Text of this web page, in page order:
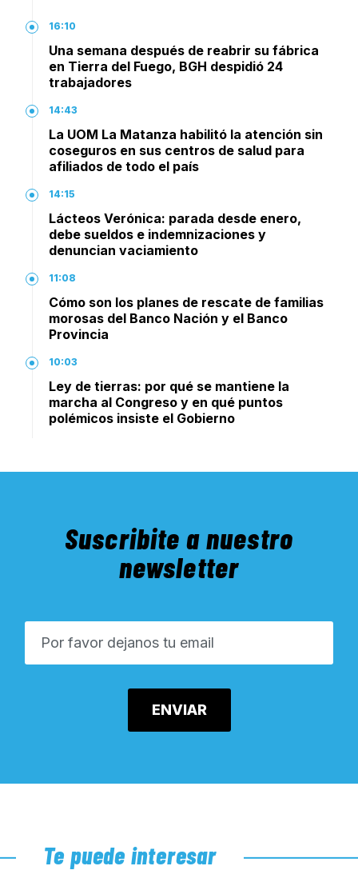
16:10
Una semana después de reabrir su fábrica
en Tierra del Fuego, BGH despidió 24
trabajadores
14:43
La UOM La Matanza habilitó la atención sin
coseguros en sus centros de salud para
afiliados de todo el país
14:15
Lácteos Verónica: parada desde enero,
debe sueldos e indemnizaciones y
denuncian vaciamiento
11:08
Cómo son los planes de rescate de familias
morosas del Banco Nación y el Banco
Provincia
10:03
Ley de tierras: por qué se mantiene la
marcha al Congreso y en qué puntos
polémicos insiste el Gobierno
Suscribite a nuestro
newsletter
Te puede interesar